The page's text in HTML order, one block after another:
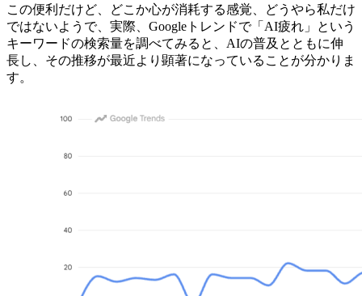
この便利だけど、どこか心が消耗する感覚、どうやら私だけ
ではないようで、実際、Googleトレンドで「AI疲れ」という
キーワードの検索量を調べてみると、AIの普及とともに伸
長し、その推移が最近より顕著になっていることが分かりま
す。